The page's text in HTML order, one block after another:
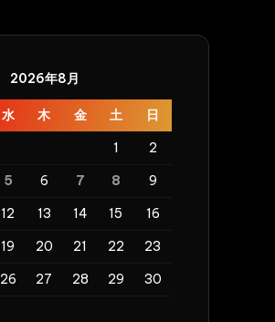
2026年8月
水 木 金 土
日
1
2
5 6 7 8
9
12 13 14 15
16
19 20 21 22
23
26 27 28 29
30